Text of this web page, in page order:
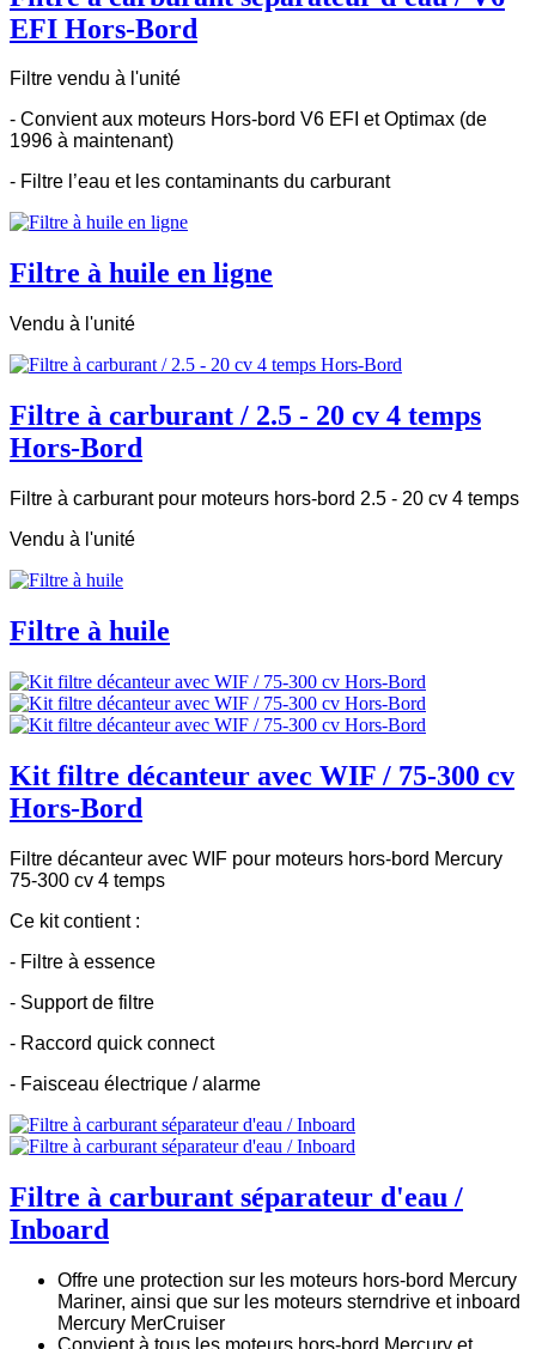
EFI Hors-Bord
Filtre vendu à l'unité
- Convient aux moteurs Hors-bord V6 EFI et Optimax (de
1996 à maintenant)
- Filtre l’eau et les contaminants du carburant
Filtre à huile en ligne
Vendu à l'unité
Filtre à carburant / 2.5 - 20 cv 4 temps
Hors-Bord
Filtre à carburant pour moteurs hors-bord 2.5 - 20 cv 4 temps
Vendu à l'unité
Filtre à huile
Kit filtre décanteur avec WIF / 75-300 cv
Hors-Bord
Filtre décanteur avec WIF pour moteurs hors-bord Mercury
75-300 cv 4 temps
Ce kit contient :
- Filtre à essence
- Support de filtre
- Raccord quick connect
- Faisceau électrique / alarme
Filtre à carburant séparateur d'eau /
Inboard
Offre une protection sur les moteurs hors-bord Mercury
Mariner, ainsi que sur les moteurs sterndrive et inboard
Mercury MerCruiser
Convient à tous les moteurs hors-bord Mercury et